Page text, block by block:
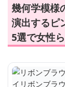
幾何学模様
演出するピ
5選で女性